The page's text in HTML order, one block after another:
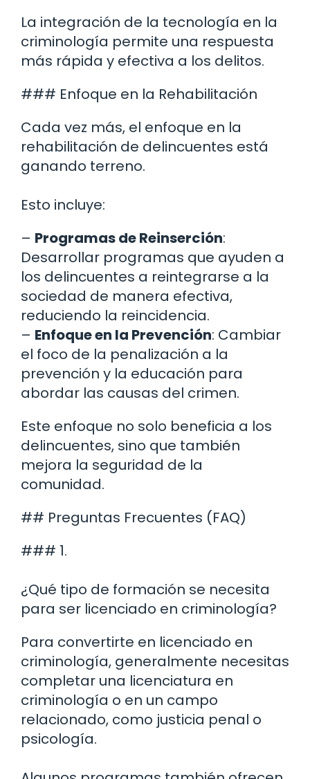
La integración de la tecnología en la
criminología permite una respuesta
más rápida y efectiva a los delitos.
### Enfoque en la Rehabilitación
Cada vez más, el enfoque en la
rehabilitación de delincuentes está
ganando terreno.
Esto incluye:
– Programas de Reinserción:
Desarrollar programas que ayuden a
los delincuentes a reintegrarse a la
sociedad de manera efectiva,
reduciendo la reincidencia.
– Enfoque en la Prevención: Cambiar
el foco de la penalización a la
prevención y la educación para
abordar las causas del crimen.
Este enfoque no solo beneficia a los
delincuentes, sino que también
mejora la seguridad de la
comunidad.
## Preguntas Frecuentes (FAQ)
### 1.
¿Qué tipo de formación se necesita
para ser licenciado en criminología?
Para convertirte en licenciado en
criminología, generalmente necesitas
completar una licenciatura en
criminología o en un campo
relacionado, como justicia penal o
psicología.